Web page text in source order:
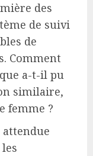
des
de suivi
de
Comment
a-t-il pu
similaire,
femme ?